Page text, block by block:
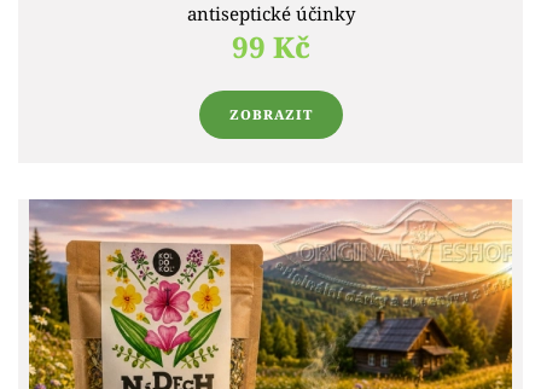
antiseptické účinky
99 Kč
ZOBRAZIT